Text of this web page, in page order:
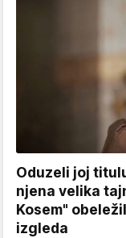
Oduzeli joj
njena velika
Kosem"
izgleda